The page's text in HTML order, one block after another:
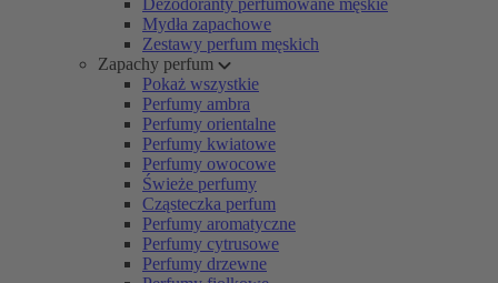
Dezodoranty perfumowane męskie
Mydła zapachowe
Zestawy perfum męskich
Zapachy perfum
Pokaż wszystkie
Perfumy ambra
Perfumy orientalne
Perfumy kwiatowe
Perfumy owocowe
Świeże perfumy
Cząsteczka perfum
Perfumy aromatyczne
Perfumy cytrusowe
Perfumy drzewne